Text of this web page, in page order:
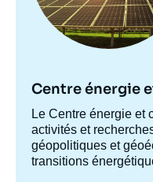
Centre énergie
Accroche
centre
Le Centre énergie et
activités et
géopolitiques et
transitions